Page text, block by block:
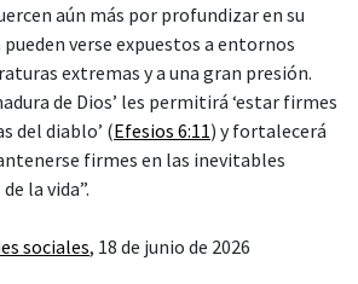
aún más por profundizar en su
verse expuestos a entornos
extremas y a una gran presión.
de Dios’ les permitirá ‘estar firmes
del diablo’ (Efesios 6:11) y fortalecerá
firmes en las inevitables
la vida”.
sociales, 18 de junio de 2026